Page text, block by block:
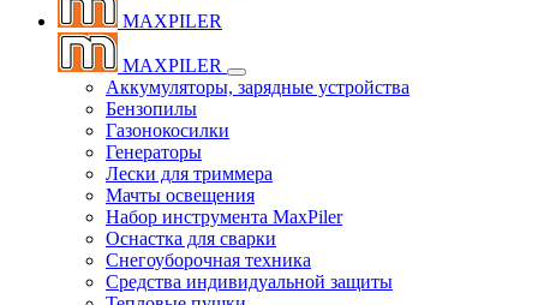
MAXPILER
MAXPILER
Аккумуляторы, зарядные устройства
Бензопилы
Газонокосилки
Генераторы
Лески для триммера
Мачты освещения
Набор инструмента MaxPiler
Оснастка для сварки
Снегоуборочная техника
Средства индивидуальной защиты